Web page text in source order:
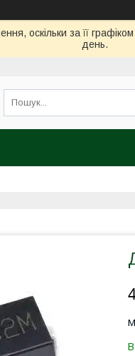
оскільки за її
день.
В